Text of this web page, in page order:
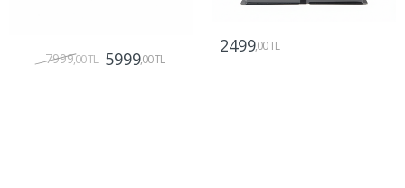
7999,00 TL 5999,00 TL
2499,00 TL